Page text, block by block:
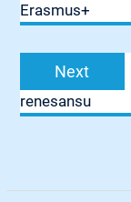
Erasmus+
Next
renesansu